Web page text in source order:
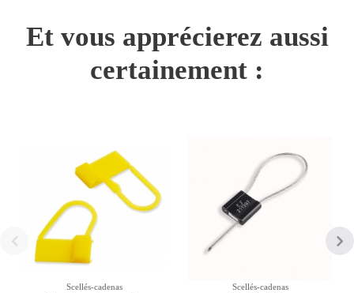
Et vous apprécierez aussi
certainement :
Scellés-cadenas Scellés-cadenas